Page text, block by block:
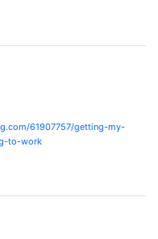
61907757/getting-my-
to-work